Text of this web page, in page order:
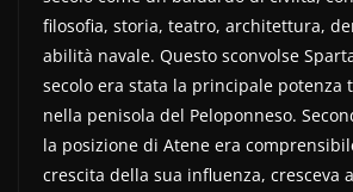
filosofia, storia, teatro, architettura,
abilità navale. Questo sconvolse
secolo era stata la principale potenza
nella penisola del Peloponneso.
la posizione di Atene era
crescita della sua influenza, cresceva